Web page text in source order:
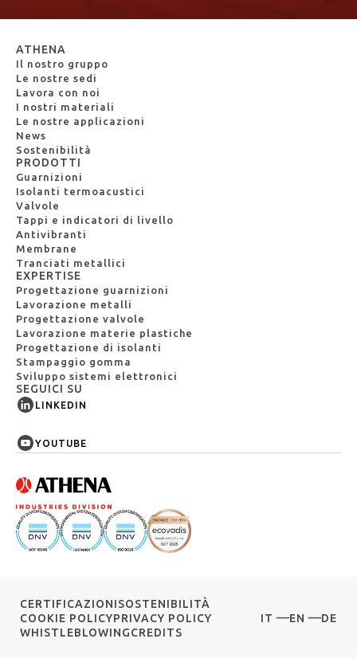
ATHENA
Il nostro gruppo
Le nostre sedi
Lavora con noi
I nostri materiali
Le nostre applicazioni
News
Sostenibilità
PRODOTTI
Guarnizioni
Isolanti termoacustici
Valvole
Tappi e indicatori di livello
Antivibranti
Membrane
Tranciati metallici
EXPERTISE
Progettazione guarnizioni
Lavorazione metalli
Progettazione valvole
Lavorazione materie plastiche
Progettazione di isolanti
Stampaggio gomma
Sviluppo sistemi elettronici
SEGUICI SU
LINKEDIN
YOUTUBE
CERTIFICAZIONISOSTENIBILITÀ
COOKIE POLICYPRIVACY POLICY
WHISTLEBLOWINGCREDITS
IT EN DE